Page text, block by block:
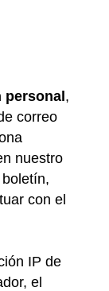
,
correo
nuestro
con el
IP de
el